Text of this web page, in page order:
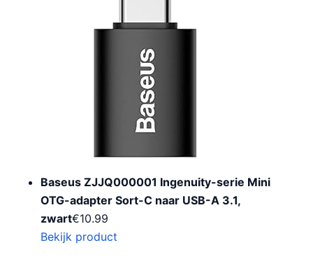
Baseus ZJJQ000001 Ingenuity-serie Mini
OTG-adapter Sort-C naar USB-A 3.1,
zwart€10.99
Bekijk product